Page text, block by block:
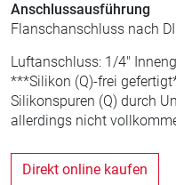
Anschlussausführung
Flanschanschluss nach
Luftanschluss: 1/4"
***Silikon (Q)-frei
Silikonspuren (Q) durch
allerdings nicht
Direkt online kaufen